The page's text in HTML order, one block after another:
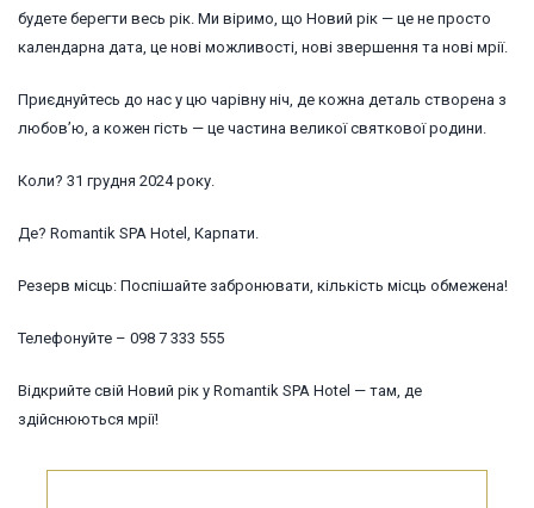
будете берегти весь рік. Ми віримо, що Новий рік — це не просто
календарна дата, це нові можливості, нові звершення та нові мрії.
Приєднуйтесь до нас у цю чарівну ніч, де кожна деталь створена з
любов’ю, а кожен гість — це частина великої святкової родини.
Коли? 31 грудня 2024 року.
Де? Romantik SPA Hotel, Карпати.
Резерв місць: Поспішайте забронювати, кількість місць обмежена!
Телефонуйте – 098 7 333 555
Відкрийте свій Новий рік у Romantik SPA Hotel — там, де
здійснюються мрії!